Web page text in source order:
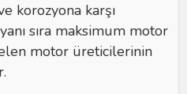
korozyona karşı
sıra maksimum motor
motor üreticilerinin